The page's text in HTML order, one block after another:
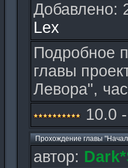
Добавлено:
Lex
Подробное
главы
Левора",
10.0 -
Прохождение главы
автор: